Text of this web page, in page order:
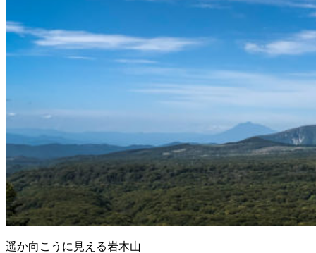
遥か向こうに見える岩木山